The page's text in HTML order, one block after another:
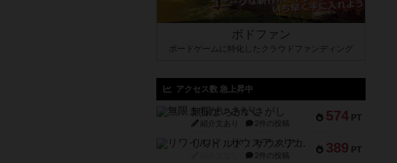
ボドファン
ボードゲームに特化したクラウドファンディング
アクセス数 急上昇中
574 PT
無限まちがいさがし
紹介文あり 2件の投稿
389 PT
リワイルド：サウスアメリカ
2件の投稿